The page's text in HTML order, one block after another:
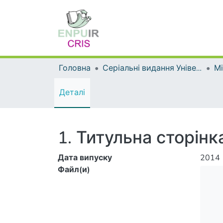
Головна Серіальні видання Університету
Деталі
1. Титульна
Дата випуску
2014
Файл(и)